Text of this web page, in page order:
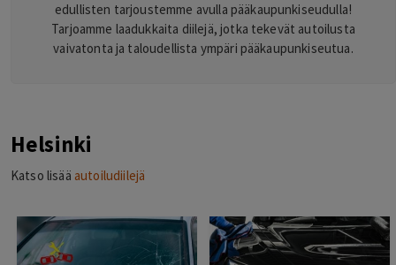
edullisten tarjoustemme avulla pääkaupunkiseudulla!
Tarjoamme laadukkaita diilejä, jotka tekevät autoilusta
vaivatonta ja taloudellista ympäri pääkaupunkiseutua.
Helsinki
Katso lisää autoiludiilejä